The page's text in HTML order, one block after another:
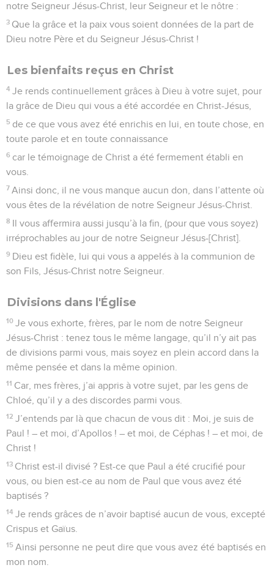
notre Seigneur Jésus-Christ, leur Seigneur et le nôtre :
3 Que la grâce et la paix vous soient données de la part de
Dieu notre Père et du Seigneur Jésus-Christ !
Les bienfaits reçus en Christ
4 Je rends continuellement grâces à Dieu à votre sujet, pour
la grâce de Dieu qui vous a été accordée en Christ-Jésus,
5 de ce que vous avez été enrichis en lui, en toute chose, en
toute parole et en toute connaissance
6 car le témoignage de Christ a été fermement établi en
vous.
7 Ainsi donc, il ne vous manque aucun don, dans l’attente où
vous êtes de la révélation de notre Seigneur Jésus-Christ.
8 Il vous affermira aussi jusqu’à la fin, (pour que vous soyez)
irréprochables au jour de notre Seigneur Jésus-[Christ].
9 Dieu est fidèle, lui qui vous a appelés à la communion de
son Fils, Jésus-Christ notre Seigneur.
Divisions dans l'Église
10 Je vous exhorte, frères, par le nom de notre Seigneur
Jésus-Christ : tenez tous le même langage, qu’il n’y ait pas
de divisions parmi vous, mais soyez en plein accord dans la
même pensée et dans la même opinion.
11 Car, mes frères, j’ai appris à votre sujet, par les gens de
Chloé, qu’il y a des discordes parmi vous.
12 J’entends par là que chacun de vous dit : Moi, je suis de
Paul ! – et moi, d’Apollos ! – et moi, de Céphas ! – et moi, de
Christ !
13 Christ est-il divisé ? Est-ce que Paul a été crucifié pour
vous, ou bien est-ce au nom de Paul que vous avez été
baptisés ?
14 Je rends grâces de n’avoir baptisé aucun de vous, excepté
Crispus et Gaïus.
15 Ainsi personne ne peut dire que vous avez été baptisés en
mon nom.